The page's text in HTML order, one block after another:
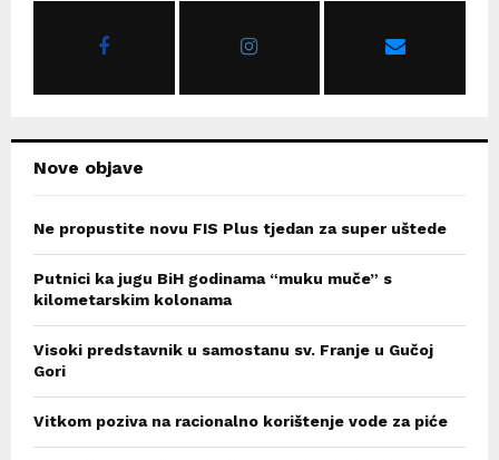
Nove objave
Ne propustite novu FIS Plus tjedan za super uštede
Putnici ka jugu BiH godinama “muku muče” s
kilometarskim kolonama
Visoki predstavnik u samostanu sv. Franje u Gučoj
Gori
Vitkom poziva na racionalno korištenje vode za piće